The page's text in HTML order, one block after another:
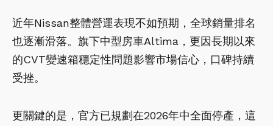
近年Nissan整體營運表現不如預期，全球銷量排名
也逐漸滑落。旗下中型房車Altima，更因長期以來
的CVT變速箱穩定性問題影響市場信心，口碑持續
受挫。
更關鍵的是，官方已規劃在2026年中全面停產，這